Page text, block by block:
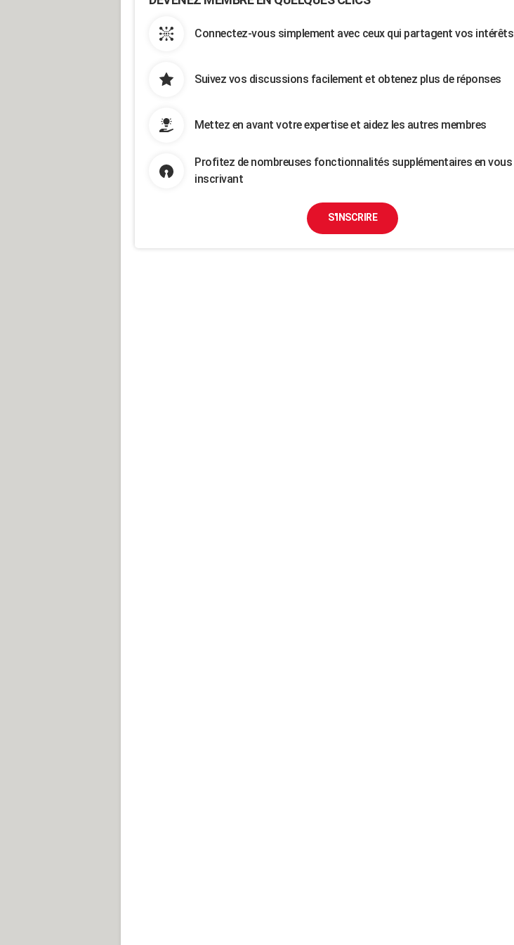
Connectez-vous simplement avec ceux qui partagent vos intérêts
Suivez vos discussions facilement et obtenez plus de réponses
Mettez en avant votre expertise et aidez les autres membres
Profitez de nombreuses fonctionnalités supplémentaires en vous
inscrivant
S'INSCRIRE